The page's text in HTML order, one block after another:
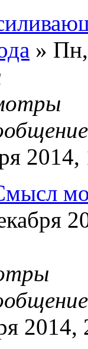
»
2014,
2014,